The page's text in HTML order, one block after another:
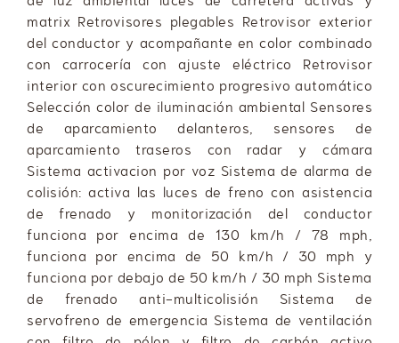
matrix Retrovisores plegables Retrovisor exterior
del conductor y acompañante en color combinado
con carrocería con ajuste eléctrico Retrovisor
interior con oscurecimiento progresivo automático
Selección color de iluminación ambiental Sensores
de aparcamiento delanteros, sensores de
aparcamiento traseros con radar y cámara
Sistema activacion por voz Sistema de alarma de
colisión: activa las luces de freno con asistencia
de frenado y monitorización del conductor
funciona por encima de 130 km/h / 78 mph,
funciona por encima de 50 km/h / 30 mph y
funciona por debajo de 50 km/h / 30 mph Sistema
de frenado anti-multicolisión Sistema de
servofreno de emergencia Sistema de ventilación